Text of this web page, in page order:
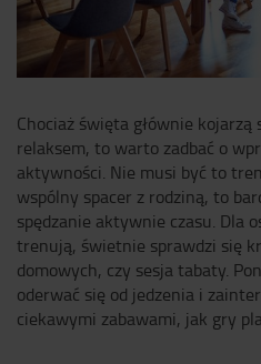
Chociaż święta głównie kojarzą
relaksem, to warto zadbać o
aktywności. Nie musi być to
wspólny spacer z rodziną, to
spędzanie aktywnie czasu. Dla
trenują, świetnie sprawdzi się
domowych, czy sesja tabaty.
oderwać się od jedzenia i
ciekawymi zabawami, jak gry